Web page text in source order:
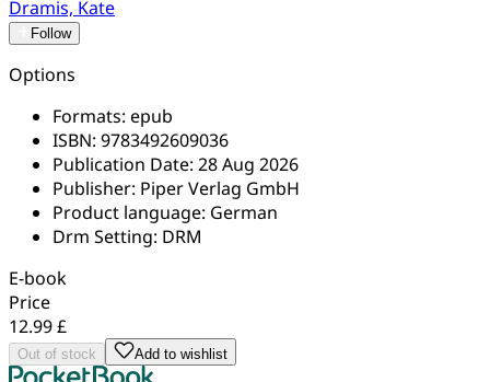
Dramis, Kate
Follow
Options
Formats: epub
ISBN: 9783492609036
Publication Date: 28 Aug 2026
Publisher: Piper Verlag GmbH
Product language: German
Drm Setting: DRM
E-book
Price
12.99 £
Out of stock Add to wishlist